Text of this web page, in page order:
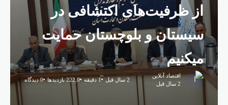
از ظرفیت‌های اکتشافی در
سیستان و بلوچستان حمایت
میکنیم
اقتصاد آنلاین
2 سال قبل
2 سال قبل 1 دقیقه 222,0 بازدیدها 0 دیدگاه